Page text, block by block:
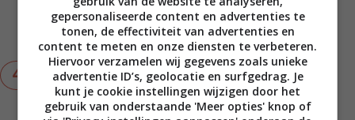
nootmuskaat. Er moet genoeg vocht in de pan
zitten (gehakt moet net onder staan). Is dit niet
het geval, voeg dan nog wat extra bouillon toe.
Laat de saus zo lang mogelijk pruttelen op het
vuur, met de deksel op de pan. Het mooiste is
toch zeker 5 uur, dan wordt de smaak heerlijk
gepersonaliseerde content en advertenties te
tonen, de effectiviteit van advertenties en
content te meten en onze diensten te verbeteren.
Hiervoor verzamelen wij gegevens zoals unieke
advertentie ID’s, geolocatie en surfgedrag. Je
kunt je cookie instellingen wijzigen door het
gebruik van onderstaande 'Meer opties' knop of